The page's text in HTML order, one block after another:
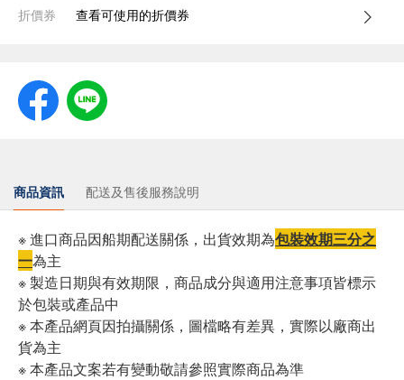
折價券 查看可使用的折價券
商品資訊 配送及售後服務說明
※ 進口商品因船期配送關係，出貨效期為包裝效期三分之
一為主
※ 製造日期與有效期限，商品成分與適用注意事項皆標示
於包裝或產品中
※ 本產品網頁因拍攝關係，圖檔略有差異，實際以廠商出
貨為主
※ 本產品文案若有變動敬請參照實際商品為準